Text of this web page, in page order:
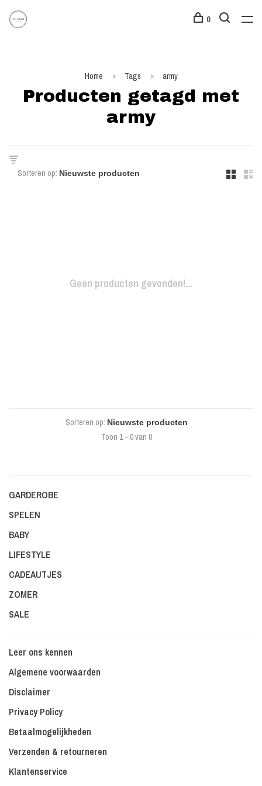
0
Home Tags army
Producten getagd met
army
Sorteren op:
Geen producten gevonden!...
Sorteren op:
Toon 1 - 0 van 0
GARDEROBE
SPELEN
BABY
LIFESTYLE
CADEAUTJES
ZOMER
SALE
Leer ons kennen
Algemene voorwaarden
Disclaimer
Privacy Policy
Betaalmogelijkheden
Verzenden & retourneren
Klantenservice